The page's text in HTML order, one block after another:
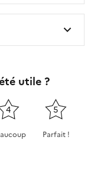
utile ?
4 5
Parfait !